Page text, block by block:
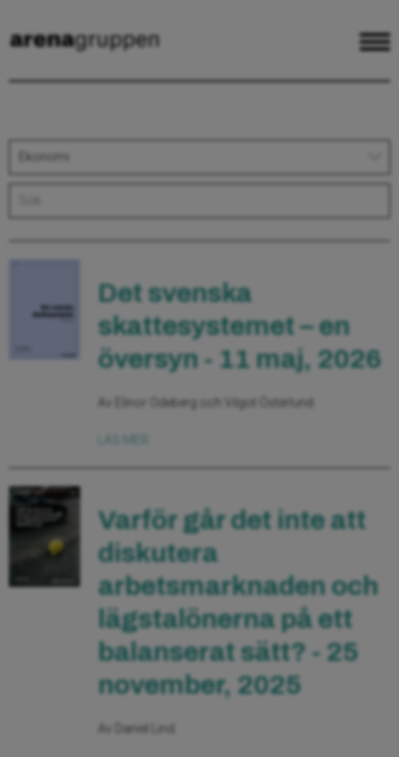
Ekonomi
Det svenska
skattesystemet – en
översyn - 11 maj, 2026
Av Elinor Odeberg och Vilgot Österlund.
Varför går det inte att
diskutera
arbetsmarknaden och
lägstalönerna på ett
balanserat sätt? - 25
november, 2025
Av Daniel Lind.